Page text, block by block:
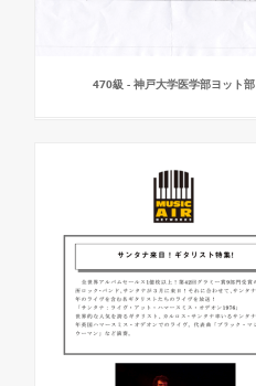
470級 - 神戸大学医学部ヨット部